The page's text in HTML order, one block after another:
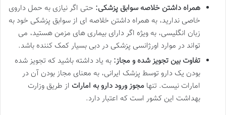
همراه داشتن خلاصه سوابق پزشکی: حتی اگر نیازی به حمل داروی
خاصی ندارید، به همراه داشتن خلاصه ای از سوابق پزشکی خود به
زبان انگلیسی، به ویژه اگر دارای بیماری های مزمن هستید، می
تواند در موارد اورژانسی پزشکی در دبی بسیار کمک کننده باشد.
تفاوت بین تجویز شده و مجاز: به یاد داشته باشید که تجویز شده
بودن یک دارو توسط پزشک ایرانی، به معنای مجاز بودن آن در
امارات نیست. تنها مجوز ورود دارو به امارات از طریق وزارت
بهداشت این کشور است که اعتبار دارد.